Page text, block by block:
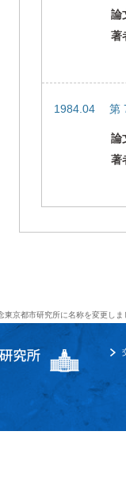
論
著
1984.04 第
論
著
東京都市研究所に名称を変更しま